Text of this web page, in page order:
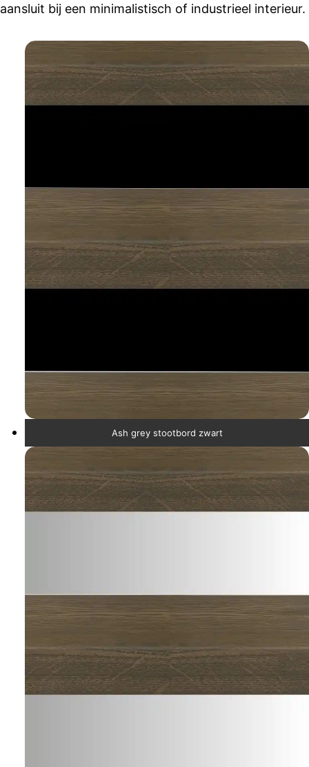
aansluit bij een minimalistisch of industrieel interieur.
Ash grey stootbord zwart